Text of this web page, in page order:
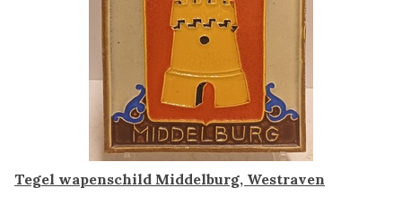
Tegel wapenschild Middelburg, Westraven